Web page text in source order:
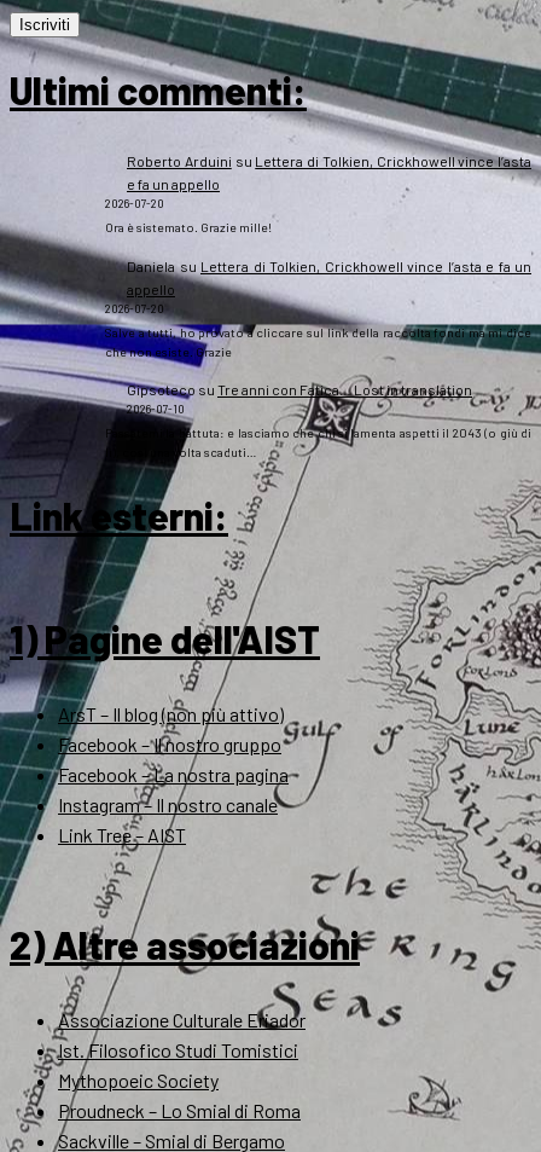
Ultimi commenti:
Roberto Arduini su Lettera di Tolkien, Crickhowell vince l’asta
e fa un appello
2026-07-20
Ora è sistemato. Grazie mille!
Danielasu Lettera di Tolkien, Crickhowell vince l’asta e fa un
appello
2026-07-20
Salve a tutti, ho provato a cliccare sul link della raccolta fondi ma mi dice
che non esiste. Grazie
Gipsotecosu Tre anni con Fatica… Lost in translation
2026-07-10
Passatemi la battuta: e lasciamo che chi si lamenta aspetti il 2043 (o giù di
lì), così una volta scaduti…
Link esterni:
1) Pagine dell'AIST
ArsT – Il blog (non più attivo)
Facebook – Il nostro gruppo
Facebook – La nostra pagina
Instagram – Il nostro canale
Link Tree – AIST
2) Altre associazioni
Associazione Culturale Eriador
Ist. Filosofico Studi Tomistici
Mythopoeic Society
Proudneck – Lo Smial di Roma
Sackville – Smial di Bergamo